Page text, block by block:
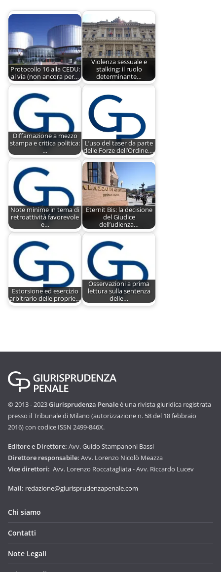
Protocollo 16 alla CEDU:
al via (non ancora per…
Violenza sessuale e
stalking: il ruolo
determinante…
Diffamazione a mezzo
stampa e critica politica:
…
L’uso del taser da parte
delle Forze dell’Ordine.…
Note minime in tema di
retroattività favorevole
e…
Eternit Bis: la decisione
del Giudice
dell’udienza…
Estorsione ed esercizio
arbitrario delle proprie…
Osservazioni a prima
lettura sulla sentenza
delle…
© 2013 - 2023Giurisprudenza Penaleè una rivista giuridica registrata
presso il Tribunale di Milano (autorizzazione n. 58 del 18 febbraio
2016) con codice ISSN 2499-846X.
Editore e Direttore: Avv. Guido Stampanoni Bassi
Direttore responsabile: Avv. Lorenzo Nicolò Meazza
Vice direttori: Avv. Lorenzo Roccatagliata - Avv. Riccardo Lucev
Mail: redazione@giurisprudenzapenale.com
Chi siamo
Contatti
Note Legali